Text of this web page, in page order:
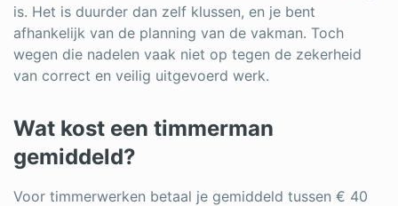
is. Het is duurder dan zelf klussen, en je bent
afhankelijk van de planning van de vakman. Toch
wegen die nadelen vaak niet op tegen de zekerheid
van correct en veilig uitgevoerd werk.
Wat kost een timmerman
gemiddeld?
Voor timmerwerken betaal je gemiddeld tussen € 40